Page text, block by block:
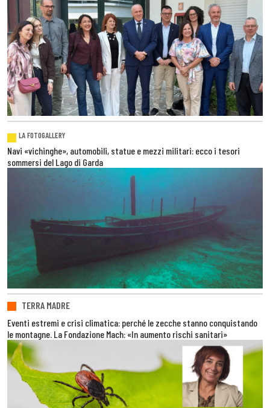
LA FOTOGALLERY
Navi «vichinghe», automobili, statue e mezzi militari: ecco i tesori
sommersi del Lago di Garda
TERRA MADRE
Eventi estremi e crisi climatica: perché le zecche stanno conquistando
le montagne. La Fondazione Mach: «In aumento rischi sanitari»